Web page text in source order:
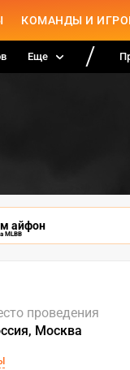
КОМАНДЫ И
Еще
айфон
MLBB
проведения
Москва